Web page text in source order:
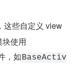
这些自定义 view
使用
，如BaseActiv